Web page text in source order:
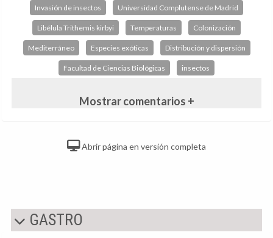
Invasión de insectos Universidad Complutense de Madrid
Libélula Trithemis kirbyi Temperaturas Colonización
Mediterráneo Especies exóticas Distribución y dispersión
Facultad de Ciencias Biológicas insectos
Mostrar comentarios +
Abrir página en versión completa
GASTRO